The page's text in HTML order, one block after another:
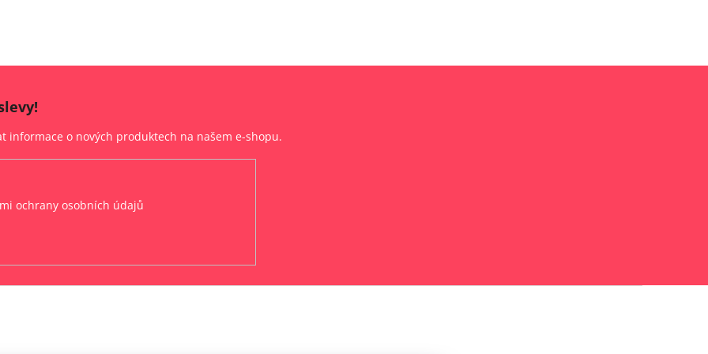
informace o nových produktech na našem e-shopu.
ochrany osobních údajů